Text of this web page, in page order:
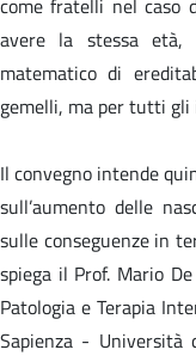
avere la stessa
matematico di
gemelli, ma per tutti gli
Il convegno intende
sull’aumento delle
sulle conseguenze in
spiega il Prof. Mario
Patologia e Terapia
Sapienza -